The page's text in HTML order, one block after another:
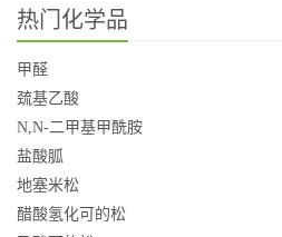
热门化学品
甲醛
巯基乙酸
N,N-二甲基甲酰胺
盐酸胍
地塞米松
醋酸氢化可的松